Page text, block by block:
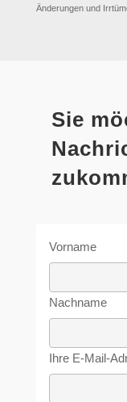
Änderungen und
Sie
Vorname
Nachname
Ihre E-Mail-